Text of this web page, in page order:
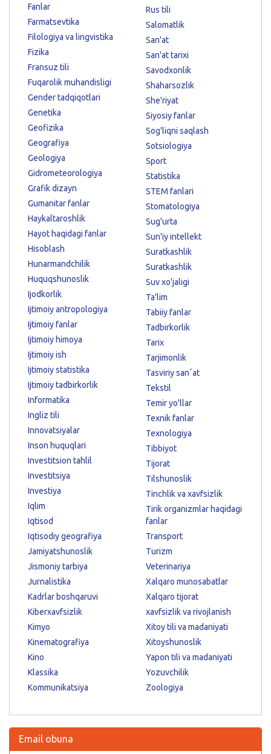
Fanlar
Farmatsevtika
Filologiya va lingvistika
Fizika
Fransuz tili
Fuqarolik muhandisligi
Gender tadqiqotlari
Genetika
Geofizika
Geografiya
Geologiya
Gidrometeorologiya
Grafik dizayn
Gumanitar fanlar
Haykaltaroshlik
Hayot haqidagi fanlar
Hisoblash
Hunarmandchilik
Huquqshunoslik
Ijodkorlik
Ijtimoiy antropologiya
Ijtimoiy fanlar
Ijtimoiy himoya
Ijtimoiy ish
Ijtimoiy statistika
Ijtimoiy tadbirkorlik
Informatika
Ingliz tili
Innovatsiyalar
Inson huquqlari
Investitsion tahlil
Investitsiya
Investiya
Iqlim
Iqtisod
Iqtisodiy geografiya
Jamiyatshunoslik
Jismoniy tarbiya
Jurnalistika
Kadrlar boshqaruvi
Kiberxavfsizlik
Kimyo
Kinematografiya
Kino
Klassika
Kommunikatsiya
Rus tili
Salomatlik
San'at
San'at tarixi
Savodxonlik
Shaharsozlik
She'riyat
Siyosiy fanlar
Sog'liqni saqlash
Sotsiologiya
Sport
Statistika
STEM fanlari
Stomatologiya
Sug'urta
Sun'iy intellekt
Suratkashlik
Suratkashlik
Suv xo'jaligi
Ta'lim
Tabiiy fanlar
Tadbirkorlik
Tarix
Tarjimonlik
Tasviriy sanʼat
Tekstil
Temir yo'llar
Texnik fanlar
Texnologiya
Tibbiyot
Tijorat
Tilshunoslik
Tinchlik va xavfsizlik
Tirik organizmlar haqidagi
fanlar
Transport
Turizm
Veterinariya
Xalqaro munosabatlar
Xalqaro tijorat
xavfsizlik va rivojlanish
Xitoy tili va madaniyati
Xitoyshunoslik
Yapon tili va madaniyati
Yozuvchilik
Zoologiya
Email obuna